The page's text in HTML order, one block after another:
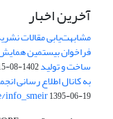
آخرین اخبار
مشابهت‌یابی مقالات
فراخوان بیستمین
ساخت و تولید1402-08-15
به کانال اطلاع رسانی
info_smeir1395-06-19